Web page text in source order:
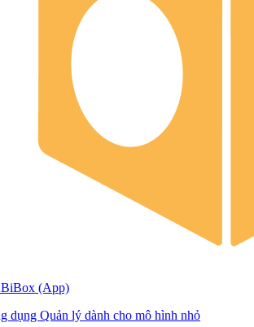
(App)
dụng Quản lý dành cho mô hình nhỏ